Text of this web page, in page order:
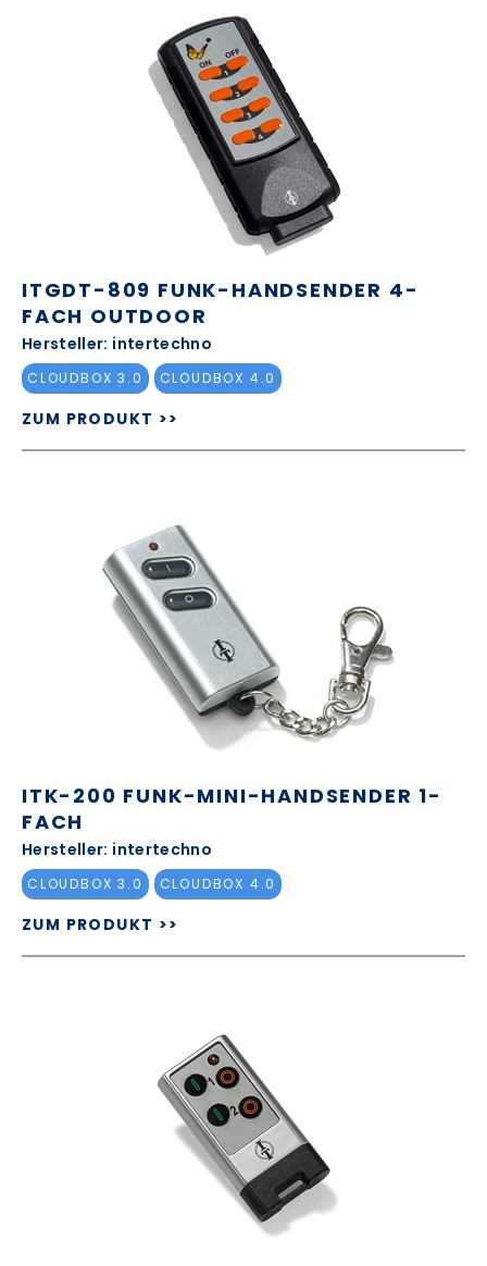
ITGDT-809 FUNK-HANDSENDER 4-
FACH OUTDOOR
Hersteller: intertechno
CLOUDBOX 3.0 CLOUDBOX 4.0
ZUM PRODUKT >>
ITK-200 FUNK-MINI-HANDSENDER 1-
FACH
Hersteller: intertechno
CLOUDBOX 3.0 CLOUDBOX 4.0
ZUM PRODUKT >>